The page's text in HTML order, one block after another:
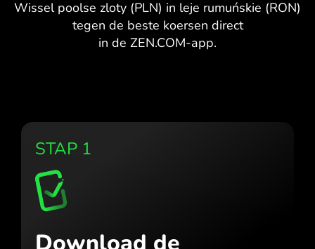
Wissel poolse zloty (PLN) in leje rumuńskie (RON)
tegen de beste koersen direct
in de ZEN.COM-app.
STAP 1
Download de